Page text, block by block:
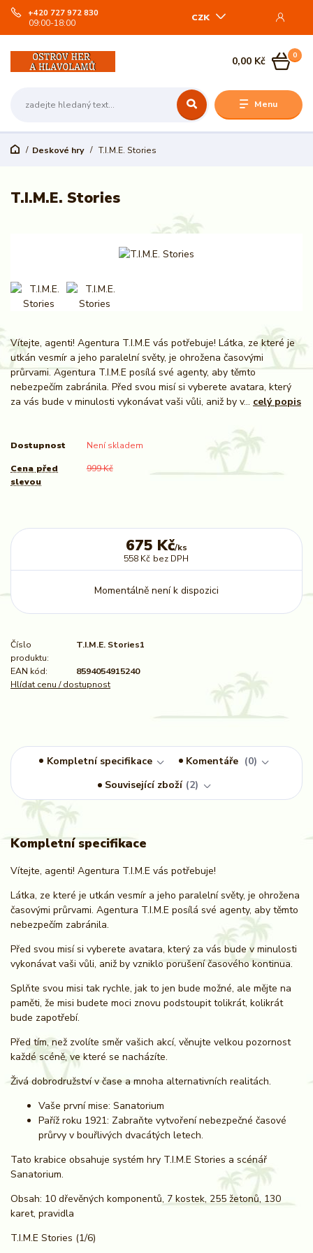
Menu
CZK
+420 727 972 830
09:00-18:00
0
0,00 Kč
Deskové hry T.I.M.E. Stories
T.I.M.E. Stories
Vítejte, agenti! Agentura T.I.M.E vás potřebuje! Látka, ze které je
utkán vesmír a jeho paralelní světy, je ohrožena časovými
průrvami. Agentura T.I.M.E posílá své agenty, aby těmto
nebezpečím zabránila. Před svou misí si vyberete avatara, který
za vás bude v minulosti vykonávat vaši vůli, aniž by v... celý popis
Dostupnost Není skladem
Cena před
slevou
999 Kč
675 Kč/ks
558 Kč bez DPH
Momentálně není k dispozici
Číslo
produktu:
T.I.M.E. Stories1
EAN kód:
8594054915240
Hlídat cenu / dostupnost
Kompletní specifikace Komentáře
0
Související zboží 2
Kompletní specifikace
Vítejte, agenti! Agentura T.I.M.E vás potřebuje!
Látka, ze které je utkán vesmír a jeho paralelní světy, je ohrožena
časovými průrvami. Agentura T.I.M.E posílá své agenty, aby těmto
nebezpečím zabránila.
Před svou misí si vyberete avatara, který za vás bude v minulosti
vykonávat vaši vůli, aniž by vzniklo porušení časového kontinua.
Splňte svou misi tak rychle, jak to jen bude možné, ale mějte na
paměti, že misi budete moci znovu podstoupit tolikrát, kolikrát
bude zapotřebí.
Před tím, než zvolíte směr vašich akcí, věnujte velkou pozornost
každé scéně, ve které se nacházíte.
Živá dobrodružství v čase a mnoha alternativních realitách.
Vaše první mise: Sanatorium
Paříž roku 1921: Zabraňte vytvoření nebezpečné časové
průrvy v bouřlivých dvacátých letech.
Tato krabice obsahuje systém hry T.I.M.E Stories a scénář
Sanatorium.
Obsah: 10 dřevěných komponentů, 7 kostek, 255 žetonů, 130
karet, pravidla
T.I.M.E Stories (1/6)